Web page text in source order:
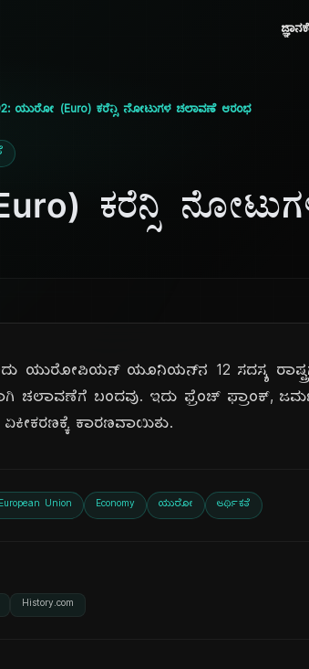
ಯುರೋ (Euro) ಕರೆನ್ಸಿ ನೋಟುಗಳ ಚಲಾವಣೆ ಆರಂಭ
ಕರೆನ್ಸಿ
ಯುರೋಪಿಯನ್ ಯೂನಿಯನ್‌ನ 12 ಸದಸ್ಯ
ಚಲಾವಣೆಗೆ ಬಂದವು. ಇದು ಫ್ರೆಂಚ್ ಫ್ರಾಂಕ್,
ಕಾರಣವಾಯಿತು.
European Union Economy ಯುರೋ ಆರ್ಥಿಕತೆ
History.com